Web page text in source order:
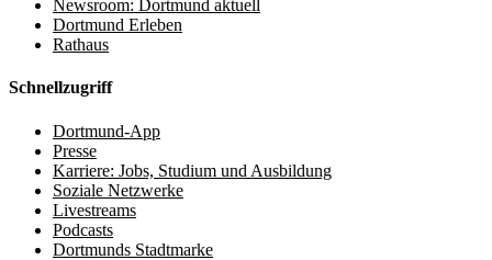
Newsroom: Dortmund aktuell
Dortmund Erleben
Rathaus
Schnellzugriff
Dortmund-App
Presse
Karriere: Jobs, Studium und Ausbildung
Soziale Netzwerke
Livestreams
Podcasts
Dortmunds Stadtmarke